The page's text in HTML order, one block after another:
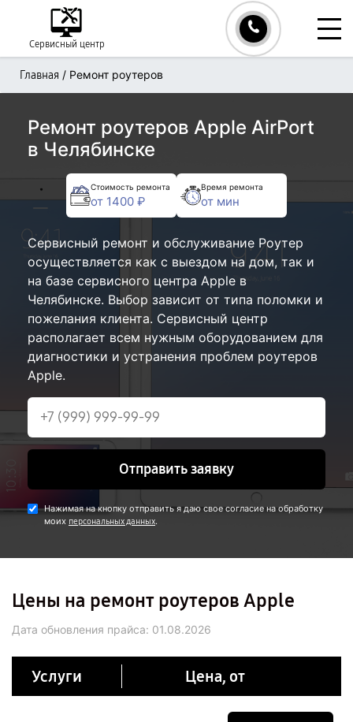
Сервисный центр
Главная / Ремонт роутеров
Ремонт роутеров Apple AirPort
в Челябинске
Стоимость ремонта
от 1400 ₽
Время ремонта
от мин
Сервисный ремонт и обслуживание Роутер
осуществляется как с выездом на дом, так и
на базе сервисного центра Apple в
Челябинске. Выбор зависит от типа поломки и
пожелания клиента. Сервисный центр
располагает всем нужным оборудованием для
диагностики и устранения проблем роутеров
Apple.
Отправить заявку
Нажимая на кнопку отправить я даю свое согласие на обработку
моих персональных данных.
Цены на ремонт роутеров Apple
Дата обновления прайса: 01.08.2026
Услуги Цена, от